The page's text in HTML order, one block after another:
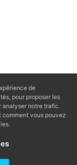
505
816
de
pour proposer les
analyser notre trafic.
comment vous pouvez